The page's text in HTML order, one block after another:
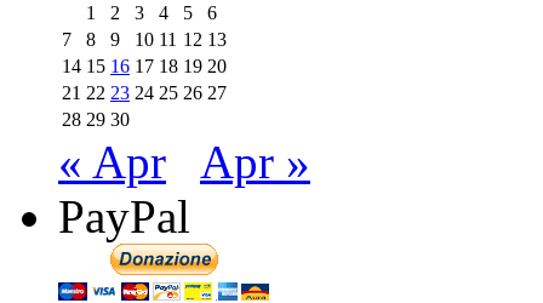
1
2 3 4 5
6
7
8 9 10 11 12 13
14 15 16 17 18 19 20
21 22 23 24 25 26 27
28 29 30
« Apr
Apr »
PayPal